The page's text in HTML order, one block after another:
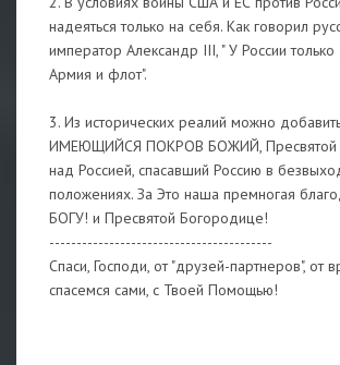
надеяться только на себя. Как говорил
император Александр III, " У России
Армия и флот".
3. Из исторических реалий можно
ИМЕЮЩИЙСЯ ПОКРОВ БОЖИЙ, Пресвятой
над Россией, спасавший Россию в
положениях. За Это наша премногая
БОГУ! и Пресвятой Богородице!
-----------------------------------------
Спаси, Господи, от "друзей-партнеров", от
спасемся сами, с Твоей Помощью!